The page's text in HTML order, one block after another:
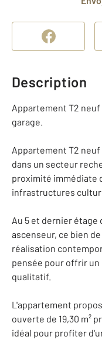
Description
Appartement T2
garage.
Appartement T2
dans un secteur
proximité immédiate
infrastructures
Au 5 et dernier étage
ascenseur, ce bien
réalisation
pensée pour offrir
qualitatif.
L'appartement
ouverte de 19,30 m²
idéal pour profiter